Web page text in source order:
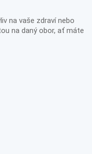
na vaše zdraví nebo
na daný obor, ať máte